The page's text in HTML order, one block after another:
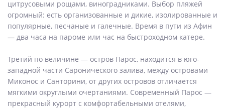
цитрусовыми рощами, виноградниками. Выбор пляжей
огромный: есть организованные и дикие, изолированные и
популярные, песчаные и галечные. Время в пути из Афин
— два часа на пароме или час на быстроходном катере.
Третий по величине — остров Парос, находится в юго-
западной части Саронического залива, между островами
Миконос и Санторини, от других островов отличается
мягкими округлыми очертаниями. Современный Парос —
прекрасный курорт с комфортабельными отелями,